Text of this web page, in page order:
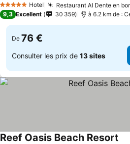
5 Étoiles Hotel Restaurant Al Dente en
9,3 Excellent 30 359 à 6.2 km de :
De 76 €
Consulter les prix de 13 sites
Reef Oasis Beach Resort